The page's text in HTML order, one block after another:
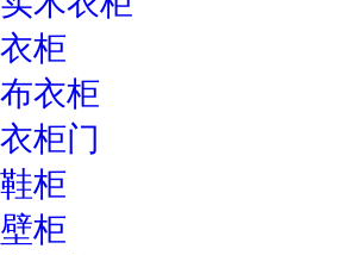
衣柜
布衣柜
衣柜门
鞋柜
壁柜